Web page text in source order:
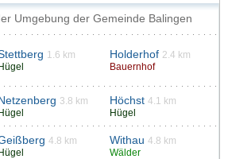
Umgebung der Gemeinde Balingen
1.6 km
Hügel
Holderhof 2.4 km
Bauernhof
Netzenberg 3.8 km
Hügel
Höchst 4.1 km
Hügel
4.8 km
Hügel
Withau 4.8 km
Wälder